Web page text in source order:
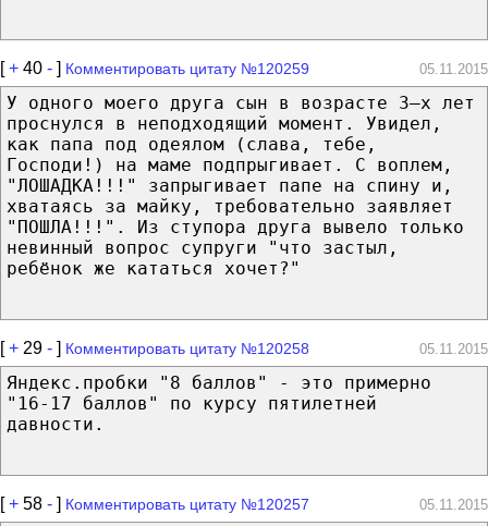
[+ 40 - ] Комментировать цитату №120259 05.11.2015
У одного моего друга сын в возрасте 3–х лет
проснулся в неподходящий момент. Увидел,
как папа под одеялом (слава, тебе,
Господи!) на маме подпрыгивает. С воплем,
"ЛОШАДКА!!!" запрыгивает папе на спину и,
хватаясь за майку, требовательно заявляет
"ПОШЛА!!!". Из ступора друга вывело только
невинный вопрос супруги "что застыл,
ребёнок же кататься хочет?"
[+ 29 - ] Комментировать цитату №120258 05.11.2015
Яндекс.пробки "8 баллов" - это примерно
"16-17 баллов" по курсу пятилетней
давности.
[+ 58 - ] Комментировать цитату №120257 05.11.2015